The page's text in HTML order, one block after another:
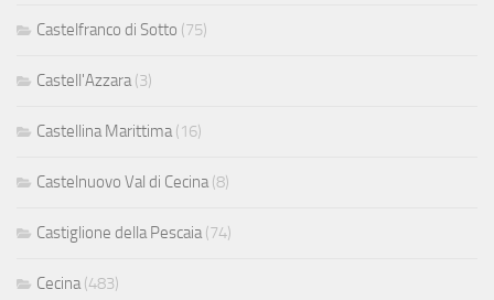
Castelfranco di Sotto (75)
Castell'Azzara (3)
Castellina Marittima (16)
Castelnuovo Val di Cecina (8)
Castiglione della Pescaia (74)
Cecina (483)